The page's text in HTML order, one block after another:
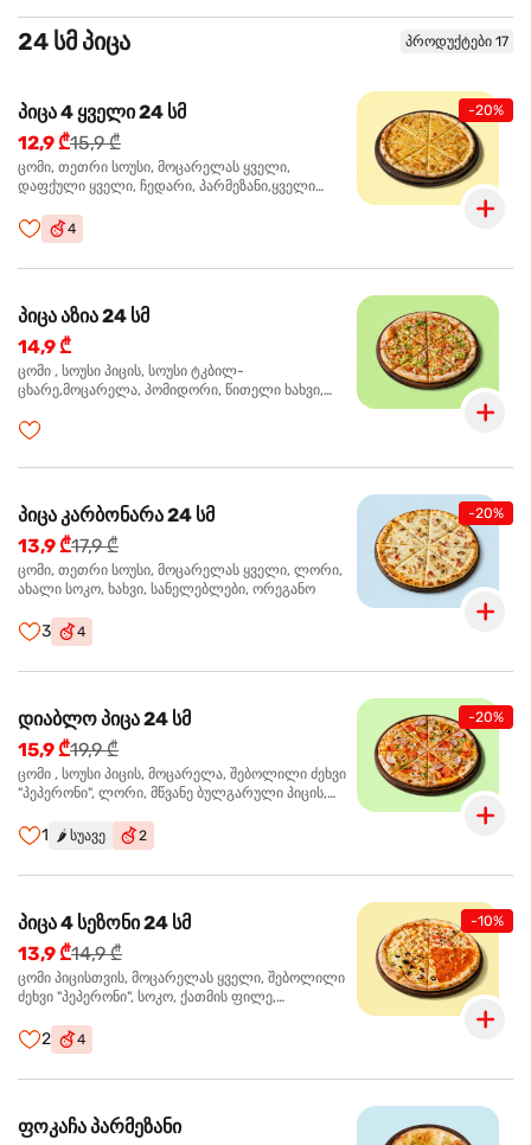
24 სმ პიცა პროდუქტები 17
-20%
პიცა 4 ყველი 24 სმ
12,9 ₾15,9 ₾
ცომი, თეთრი სოუსი, მოცარელას ყველი,
დაფქული ყველი, ჩედარი, პარმეზანი,ყველი
4
პიცა აზია 24 სმ
14,9 ₾
ცომი , სოუსი პიცის, სოუსი ტკბილ-
ცხარე,მოცარელა, პომიდორი, წითელი ხახვი,
სეზამის მარცვლის ნაზავი, ქინძი, ორეგანო
-20%
პიცა კარბონარა 24 სმ
13,9 ₾17,9 ₾
ცომი, თეთრი სოუსი, მოცარელას ყველი, ლორი,
ახალი სოკო, ხახვი, სანელებლები, ორეგანო
3 4
-20%
დიაბლო პიცა 24 სმ
15,9 ₾19,9 ₾
ცომი , სოუსი პიცის, მოცარელა, შებოლილი ძეხვი
"პეპერონი", ლორი, მწვანე ბულგარული პიცის,
1 🌶️ სუავე 2
-10%
პიცა 4 სეზონი 24 სმ
13,9 ₾14,9 ₾
ცომი პიცისთვის, მოცარელას ყველი, შებოლილი
ძეხვი "პეპერონი", სოკო, ქათმის ფილე,
2 4
ფოკაჩა პარმეზანი